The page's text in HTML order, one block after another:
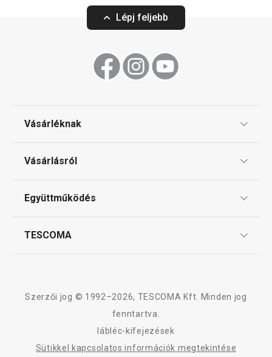
Lépj feljebb
Vásárléknak
Gyakori kérdések
Vásárlásról
Reklamáció és termékvisszaküldés
Együttműködés
TESCOMA
Szerzői jog © 1992–2026, TESCOMA Kft. Minden jog
fenntartva.
lábléc-kifejezések
Sütikkel kapcsolatos információk megtekintése